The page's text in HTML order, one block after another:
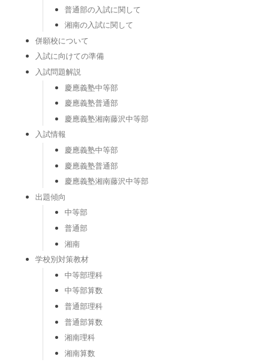
普通部の入試に関して
湘南の入試に関して
併願校について
入試に向けての準備
入試問題解説
慶應義塾中等部
慶應義塾普通部
慶應義塾湘南藤沢中等部
入試情報
慶應義塾中等部
慶應義塾普通部
慶應義塾湘南藤沢中等部
出題傾向
中等部
普通部
湘南
学校別対策教材
中等部理科
中等部算数
普通部理科
普通部算数
湘南理科
湘南算数